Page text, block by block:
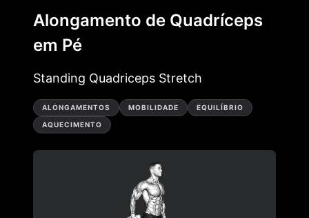
Alongamento de Quadríceps
em Pé
Standing Quadriceps Stretch
ALONGAMENTOS MOBILIDADE EQUILÍBRIO
AQUECIMENTO